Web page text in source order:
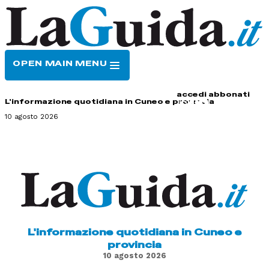
OPEN MAIN MENU
accedi abbonati
L'informazione quotidiana in Cuneo e provincia
10 agosto 2026
L'informazione quotidiana in Cuneo e
provincia
10 agosto 2026